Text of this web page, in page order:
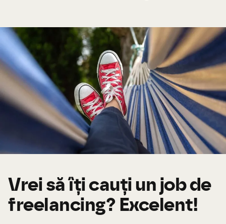
Vrei să îți cauți un job de
freelancing? Excelent!